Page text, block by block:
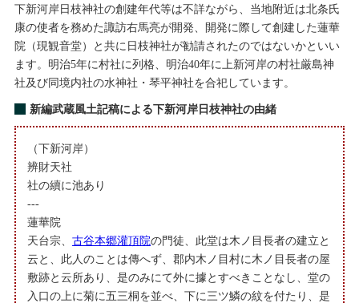
下新河岸日枝神社の創建年代等は不詳ながら、当地附近は北条氏
康の使者を務めた諏訪右馬亮が開発、開発に際して創建した蓮華
院（現観音堂）と共に日枝神社が勧請されたのではないかといい
ます。明治5年に村社に列格、明治40年に上新河岸の村社厳島神
社及び同境内社の水神社・琴平神社を合祀しています。
新編武蔵風土記稿による下新河岸日枝神社の由緒
（下新河岸）
辨財天社
社の續に池あり
---
蓮華院
天台宗、古谷本郷灌頂院の門徒、此堂は木ノ目長者の建立と
云と、此人のことは傳へず、郡内木ノ目村に木ノ目長者の屋
敷跡と云所あり、是のみにて外に據とすべきことなし、堂の
入口の上に菊に五三桐を並べ、下に三ツ鱗の紋を付たり、是